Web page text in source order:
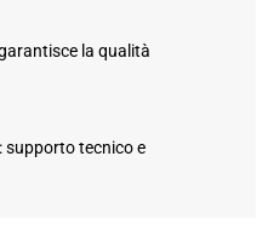
la qualità
supporto tecnico e